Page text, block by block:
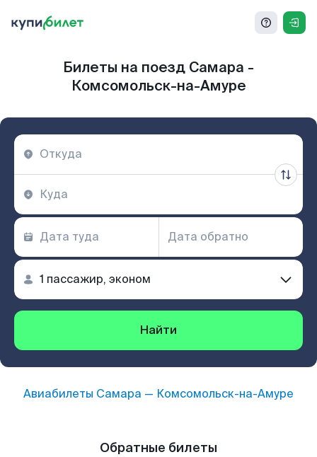
Билеты на поезд Самара -
Комсомольск-на-Амуре
Найти
Авиабилеты Самара — Комсомольск-на-Амуре
Обратные билеты